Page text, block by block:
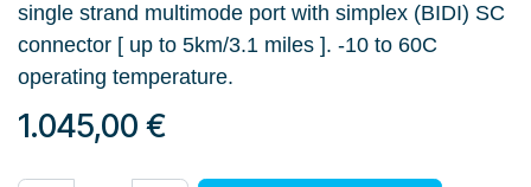
single strand multimode port with simplex (BIDI) SC
connector [ up to 5km/3.1 miles ]. -10 to 60C
operating temperature.
1.045,00 €